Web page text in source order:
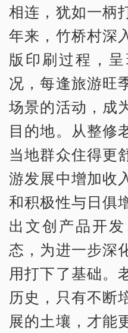
相连，犹如一柄
年来，竹桥村深
版印刷过程，
况，每逢旅游旺
场景的活动，成
目的地。从整修
当地群众住得更
游发展中增加收
和积极性与日俱
出文创产品开
态，为进一步深
用打下了基础。
历史，只有不断
展的土壤，才能